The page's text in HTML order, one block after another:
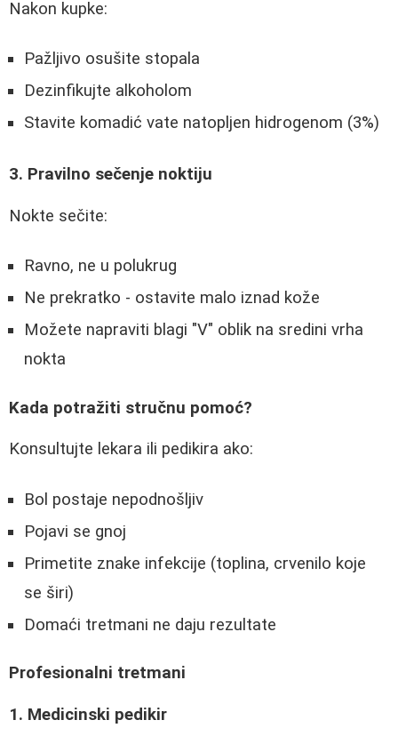
Nakon kupke:
Pažljivo osušite stopala
Dezinfikujte alkoholom
Stavite komadić vate natopljen hidrogenom (3%)
3. Pravilno sečenje noktiju
Nokte sečite:
Ravno, ne u polukrug
Ne prekratko - ostavite malo iznad kože
Možete napraviti blagi "V" oblik na sredini vrha
nokta
Kada potražiti stručnu pomoć?
Konsultujte lekara ili pedikira ako:
Bol postaje nepodnošljiv
Pojavi se gnoj
Primetite znake infekcije (toplina, crvenilo koje
se širi)
Domaći tretmani ne daju rezultate
Profesionalni tretmani
1. Medicinski pedikir